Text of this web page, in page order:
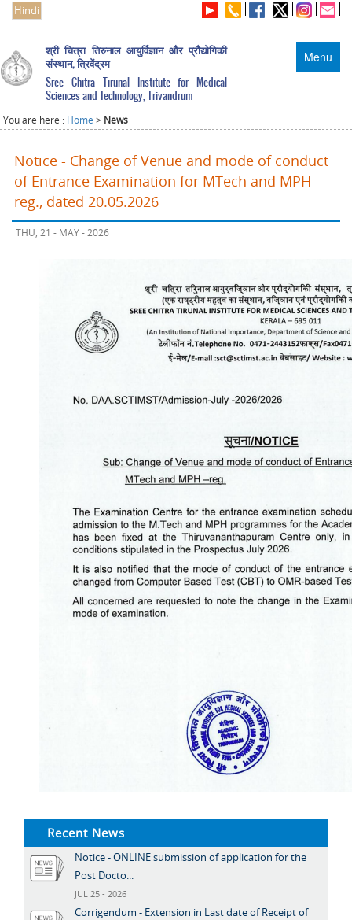
Hindi
Menu
श्री चित्रा तिरुनाल आयुर्विज्ञान और प्रौद्योगिकी
संस्थान, त्रिवेंद्रम
Sree Chitra Tirunal Institute for Medical
Sciences and Technology, Trivandrum
You are here : Home > News
Notice - Change of Venue and mode of conduct
of Entrance Examination for MTech and MPH -
reg., dated 20.05.2026
THU, 21 - MAY - 2026
Recent News
Notice - ONLINE submission of application for the
Post Docto...
JUL 25 - 2026
Corrigendum - Extension in Last date of Receipt of